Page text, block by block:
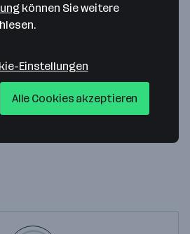
können Sie weitere
Einstellungen
Alle Cookies akzeptieren